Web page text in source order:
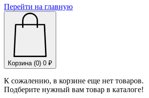
Перейти на главную
Корзина (0) 0 ₽
К сожалению, в корзине еще нет товаров.
Подберите нужный вам товар в каталоге!